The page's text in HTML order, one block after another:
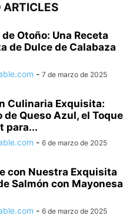
ARTICLES
Otoño: Una Receta
de Dulce de Calabaza
- 7 de marzo de 2025
Culinaria Exquisita:
de Queso Azul, el Toque
para...
- 6 de marzo de 2025
con Nuestra Exquisita
Salmón con Mayonesa
- 6 de marzo de 2025